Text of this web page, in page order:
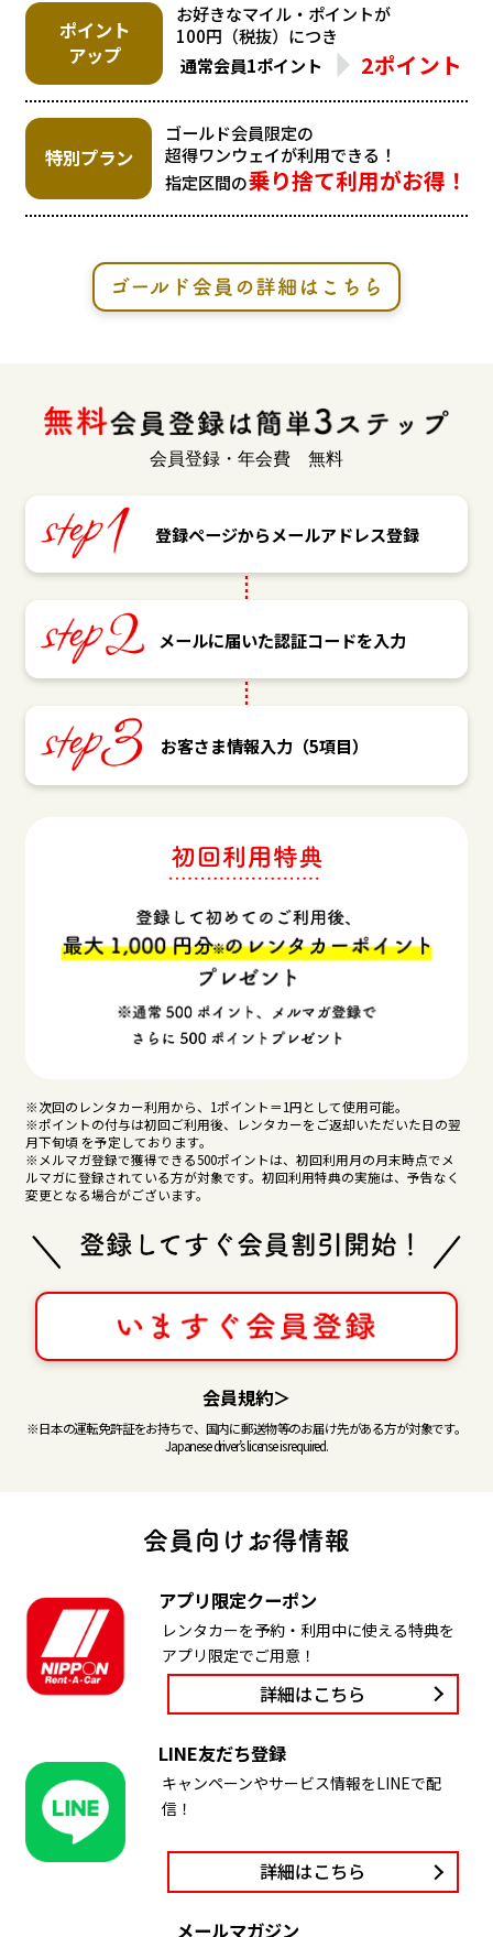
ポイント
アップ
お好きなマイル・ポイントが
100円（税抜）につき
通常会員1ポイント 2ポイント
特別プラン
ゴールド会員限定の
超得ワンウェイが利用できる！
指定区間の乗り捨て利用がお得！
会員登録・年会費 無料
登録ページからメールアドレス登録
メールに届いた認証コードを入力
お客さま情報入力 （5項目）
※次回のレンタカー利用から、1ポイント＝1円として使用可能。
※ポイントの付与は初回ご利用後、レンタカーをご返却いただいた日の翌
月下旬頃 を予定しております。
※メルマガ登録で獲得できる500ポイントは、初回利用月の月末時点でメ
ルマガに登録されている方が対象です。初回利用特典の実施は、予告なく
変更となる場合がございます。
会員規約＞
※日本の運転免許証をお持ちで、国内に郵送物等のお届け先がある方が対象です。
Japanese driver’s license is required.
アプリ限定クーポン
レンタカーを予約・利用中に使える特典を
アプリ限定でご用意！
詳細はこちら
LINE友だち登録
キャンペーンやサービス情報をLINEで配
信！
詳細はこちら
メールマガジン